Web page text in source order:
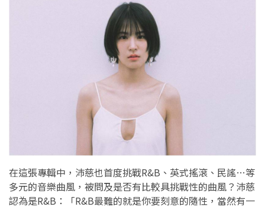
在這張專輯中，沛慈也首度挑戰R&B、英式搖滾、民謠…等
多元的音樂曲風，被問及是否有比較具挑戰性的曲風？沛慈
認為是R&B：「R&B最難的就是你要刻意的隨性，當然有一